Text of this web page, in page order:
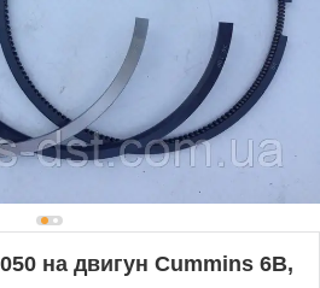
на двигун Cummins 6B,